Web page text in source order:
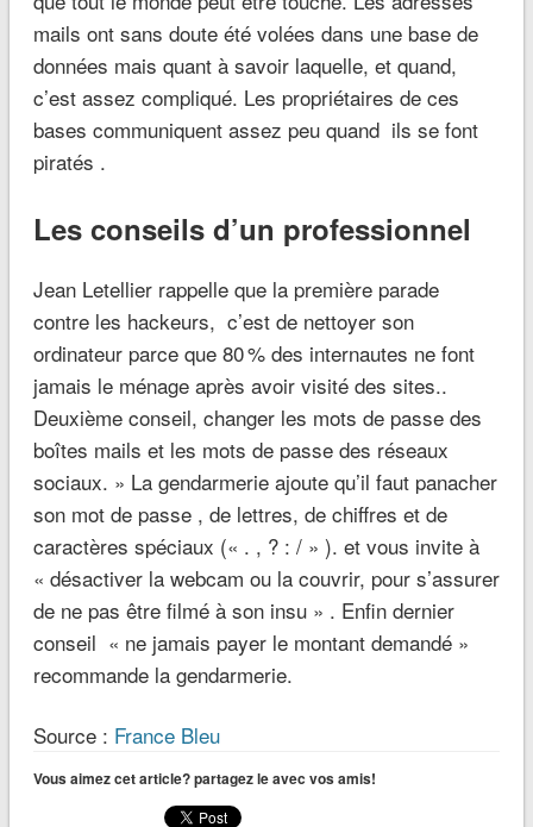
mails ont sans doute été volées dans une base de
données mais quant à savoir laquelle, et quand,
c’est assez compliqué. Les propriétaires de ces
bases communiquent assez peu quand ils se font
piratés .
Les conseils d’un professionnel
Jean Letellier rappelle que la première parade
contre les hackeurs, c’est de nettoyer son
ordinateur parce que 80 % des internautes ne font
jamais le ménage après avoir visité des sites..
Deuxième conseil, changer les mots de passe des
boîtes mails et les mots de passe des réseaux
sociaux. » La gendarmerie ajoute qu’il faut panacher
son mot de passe , de lettres, de chiffres et de
caractères spéciaux (« . , ? : / » ). et vous invite à
« désactiver la webcam ou la couvrir, pour s’assurer
de ne pas être filmé à son insu » . Enfin dernier
conseil « ne jamais payer le montant demandé »
recommande la gendarmerie.
Source : France Bleu
Vous aimez cet article? partagez le avec vos amis!